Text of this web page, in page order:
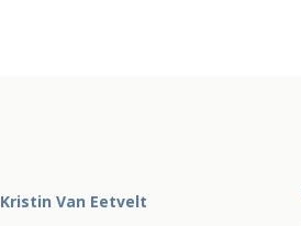
Kristin Van Eetvelt